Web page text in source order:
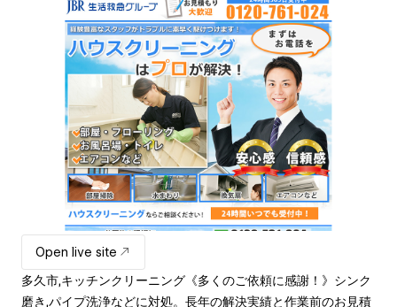
Open live site
多久市,キッチンクリーニング《多くのご依頼に感謝！》シンク
磨き,パイプ洗浄などに対処。長年の解決実績と作業前のお見積